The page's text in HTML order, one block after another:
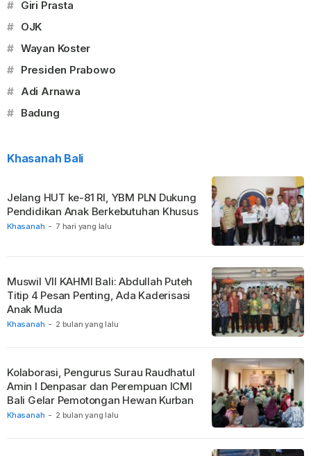
# Giri Prasta
# OJK
# Wayan Koster
# Presiden Prabowo
# Adi Arnawa
# Badung
Khasanah Bali
Khasanah - 7 hari yang lalu
Jelang HUT ke-81 RI, YBM PLN Dukung
Pendidikan Anak Berkebutuhan Khusus
Khasanah - 2 bulan yang lalu
Muswil VII KAHMI Bali: Abdullah Puteh
Titip 4 Pesan Penting, Ada Kaderisasi
Anak Muda
Khasanah - 2 bulan yang lalu
Kolaborasi, Pengurus Surau Raudhatul
Amin I Denpasar dan Perempuan ICMI
Bali Gelar Pemotongan Hewan Kurban